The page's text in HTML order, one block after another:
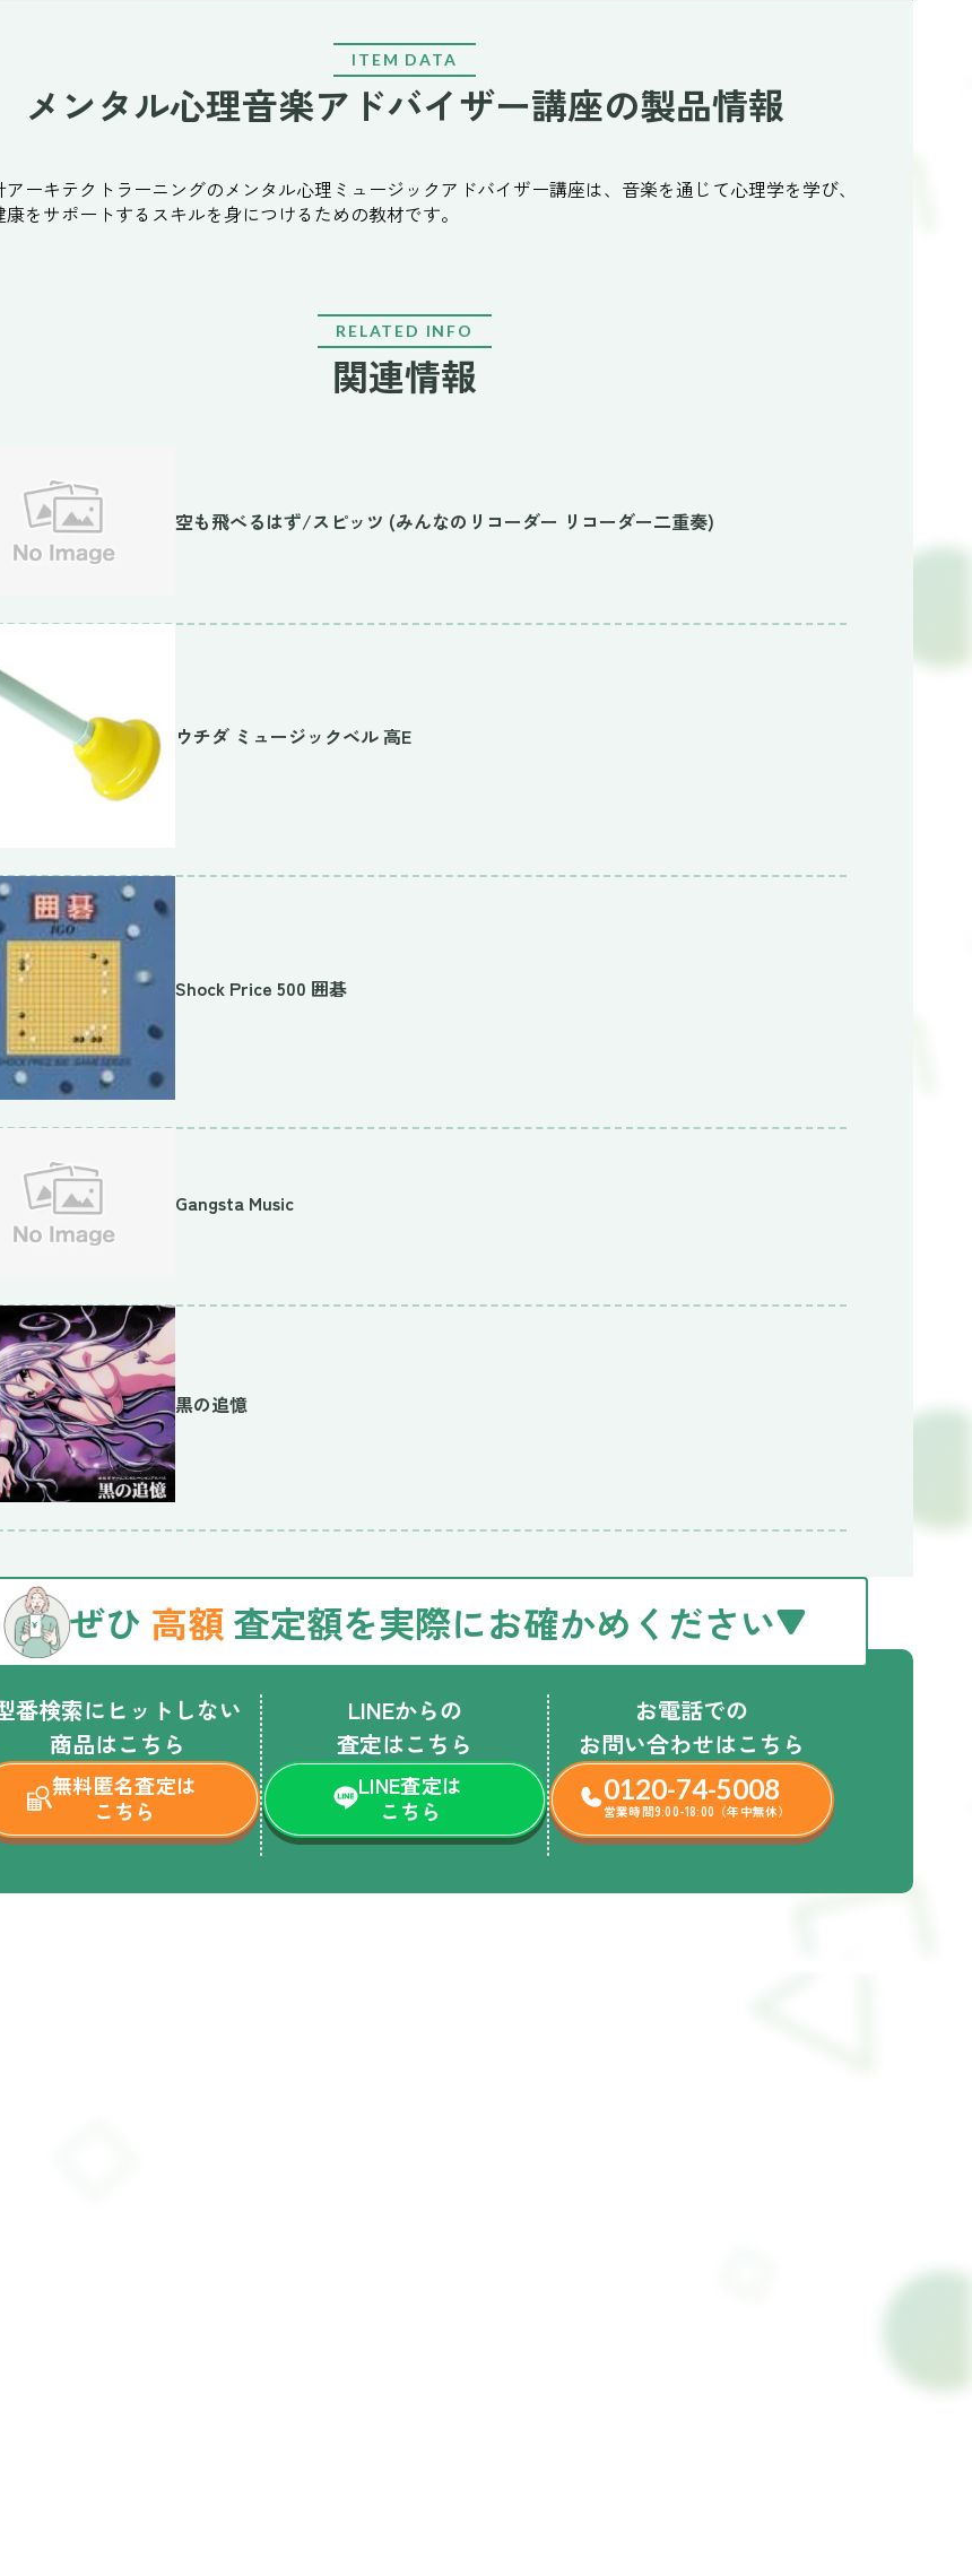
ITEM DATA
メンタル心理音楽アドバイザー講座の製品情報
アーキテクトラーニングのメンタル心理ミュージックアドバイザー講座は、音楽を通じて心理学を学び、
康をサポートするスキルを身につけるための教材です。
RELATED INFO
関連情報
空も飛べるはず/スピッツ (みんなのリコーダー リコーダー二重奏)
ウチダ ミュージックベル 高E
Shock Price 500 囲碁
Gangsta Music
黒の追憶
番検索にヒットしない
商品はこちら
無料匿名査定は
こちら
LINEからの
査定はこちら
LINE査定は
こちら
お電話での
お問い合わせはこちら
0120-74-5008
営業時間9:00-18:00（年中無休）
ぜひ 高額 査定額を実際にお確かめください